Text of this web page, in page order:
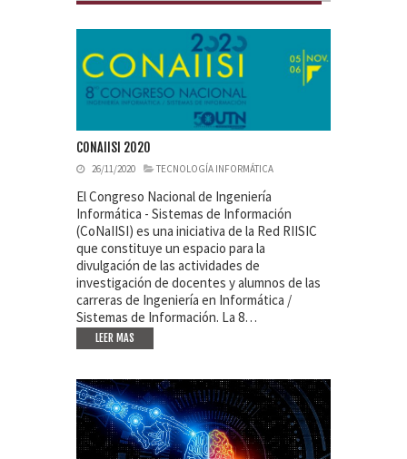
CONAIISI 2020
26/11/2020 TECNOLOGÍA INFORMÁTICA
El Congreso Nacional de Ingeniería
Informática - Sistemas de Información
(CoNaIISI) es una iniciativa de la Red RIISIC
que constituye un espacio para la
divulgación de las actividades de
investigación de docentes y alumnos de las
carreras de Ingeniería en Informática /
Sistemas de Información. La 8…
LEER MAS